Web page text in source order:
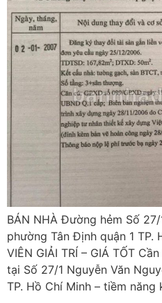
BÁN NHÀ Đường hẻm Số
phường Tân Định quận 1 TP.
VIÊN GIẢI TRÍ – GIÁ TỐT
tại Số 27/1 Nguyễn Văn
TP. Hồ Chí Minh – tiềm